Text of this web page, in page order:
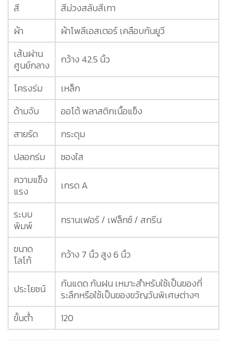
สี
สีม่วงสลับสีเทา
ผ้า
ผ้าโพลีเอสเตอร์ เคลือบกันยูวี
เส้นผ่าน
ศูนย์กลาง
กว้าง 42.5 นิ้ว
โครงร่ม
เหล็ก
ด้ามจับ
ออโต้ พลาสติกเนื้อแข็ง
สายรัด
กระดุม
ปลอกร่ม
ซองใส
ความแข็ง
แรง
เกรด A
ระบบ
พิมพ์
ทรานเฟอร์ / เฟล็กซ์ / สกรีน
ขนาด
โลโก้
กว้าง 7 นิ้ว สูง 6 นิ้ว
ประโยชน์
กันแดด กันฝน เหมาะสำหรับใช้เป็นของที่
ระลึกหรือใช้เป็นของขวัญวันพิเศษต่างๆ
ขั้นต่ำ
120